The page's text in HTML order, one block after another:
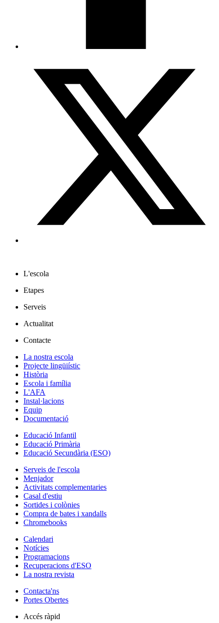
L'escola
Etapes
Serveis
Actualitat
Contacte
La nostra escola
Projecte lingüiístic
Història
Escola i família
L'AFA
Instal·lacions
Equip
Documentació
Educació Infantil
Educació Primària
Educació Secundària (ESO)
Serveis de l'escola
Menjador
Activitats complementaries
Casal d'estiu
Sortides i colònies
Compra de bates i xandalls
Chromebooks
Calendari
Notícies
Programacions
Recuperacions d'ESO
La nostra revista
Contacta'ns
Portes Obertes
Accés ràpid